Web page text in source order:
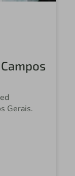
PR/SP
Gerais.